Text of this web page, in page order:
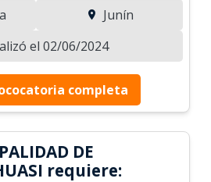
Junín
el 02/06/2024
completa
DE
requiere: